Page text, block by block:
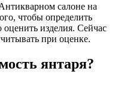
салоне на
чтобы определить
изделия. Сейчас
при оценке.
янтаря?